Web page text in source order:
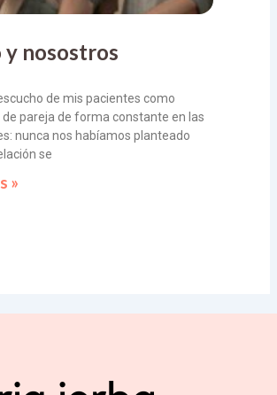
y nosostros
de mis pacientes como
pareja de forma constante en las
nunca nos habíamos planteado
se
»